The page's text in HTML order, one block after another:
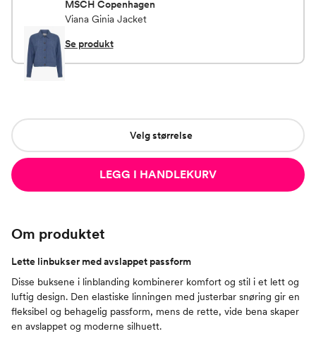
MSCH Copenhagen
Viana Ginia Jacket
Se produkt
Velg størrelse
LEGG I HANDLEKURV
Om produktet
Lette linbukser med avslappet passform
Disse buksene i linblanding kombinerer komfort og stil i et lett og
luftig design. Den elastiske linningen med justerbar snøring gir en
fleksibel og behagelig passform, mens de rette, vide bena skaper
en avslappet og moderne silhuett.